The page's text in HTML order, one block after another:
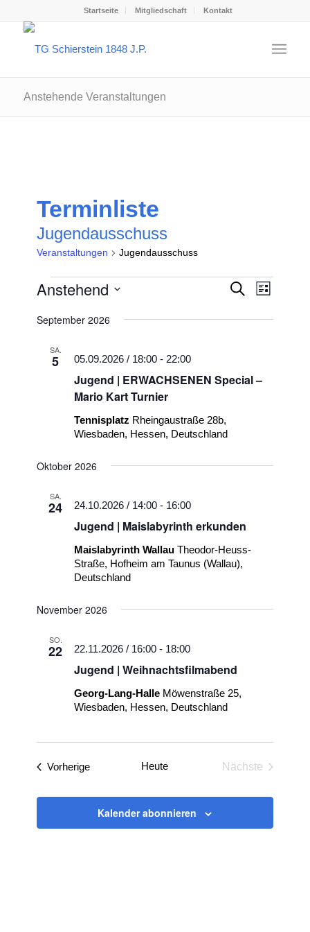
Startseite Mitgliedschaft Kontakt
Anstehende Veranstaltungen
Terminliste
Jugendausschuss
Veranstaltungen Jugendausschuss
Veranstaltungen Suche
Liste
Anstehend
wählen.
September 2026
SA.
5
Jugend | ERWACHSENEN Special –
Mario Kart Turnier
05.09.2026 / 18:00 - 22:00
Tennisplatz Rheingaustraße 28b,
Wiesbaden, Hessen, Deutschland
Oktober 2026
SA.
24
Jugend | Maislabyrinth erkunden
24.10.2026 / 14:00 - 16:00
Maislabyrinth WallauTheodor-Heuss-
Straße, Hofheim am Taunus (Wallau),
Deutschland
November 2026
SO.
22
Jugend | Weihnachtsfilmabend
22.11.2026 / 16:00 - 18:00
Georg-Lang-Halle Möwenstraße 25,
Wiesbaden, Hessen, Deutschland
VorherigeVeranstaltungen
Heute
Nächste
Kalender abonnieren